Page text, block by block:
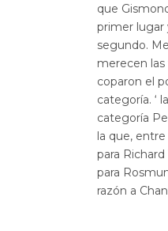
que
primer lugar
segundo.
merecen
coparon el
categoría. ‘
categoría
la que,
para
para
razón a